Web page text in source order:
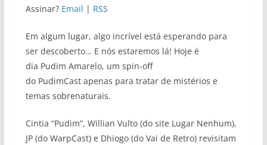
Assinar? Email | RSS
Em algum lugar, algo incrível está esperando para
ser descoberto… E nós estaremos lá! Hoje é
dia Pudim Amarelo, um spin-off
do PudimCast apenas para tratar de mistérios e
temas sobrenaturais.
Cintia “Pudim”, Willian Vulto (do site Lugar Nenhum),
JP (do WarpCast) e Dhiogo (do Vai de Retro) revisitam